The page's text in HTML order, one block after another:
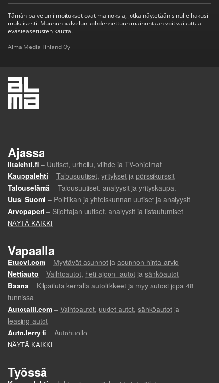
Tämän palvelun ilmoitukset ovat mainoksia, jotka näytetään sinulle hakusi
mukaisesti. Muuhun palvelun kohdennettuun mainontaan voit vaikuttaa
evästeasetusten kautta.
Alma Media Finland Oy